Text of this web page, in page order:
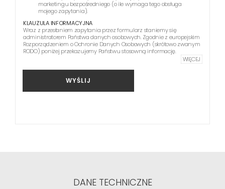
marketingu bezpośredniego (o ile wymaga tego obsługa
mojego zapytania).
KLAUZULA INFORMACYJNA
Wraz z przesłaniem zapytania przez formularz staniemy się
administratorem Państwa danych osobowych. Zgodnie z europejskim
Rozporządzeniem o Ochronie Danych Osobowych (skrótowo zwanym
RODO) poniżej przekazujemy Państwu stosowną informację.
WIĘCEJ
WYŚLIJ
DANE TECHNICZNE